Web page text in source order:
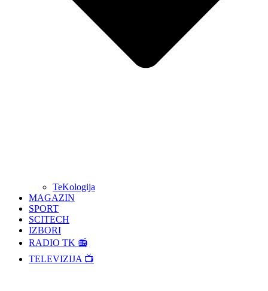
TeKologija
MAGAZIN
SPORT
SCITECH
IZBORI
RADIO TK 📻
TELEVIZIJA 📺